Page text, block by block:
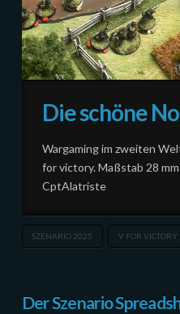
Die schöne
Wargaming im zweiten
for victory. Maßstab 28
CptAlatriste
SZENARIO 2025 V FOR VICTORY
Der Szenario